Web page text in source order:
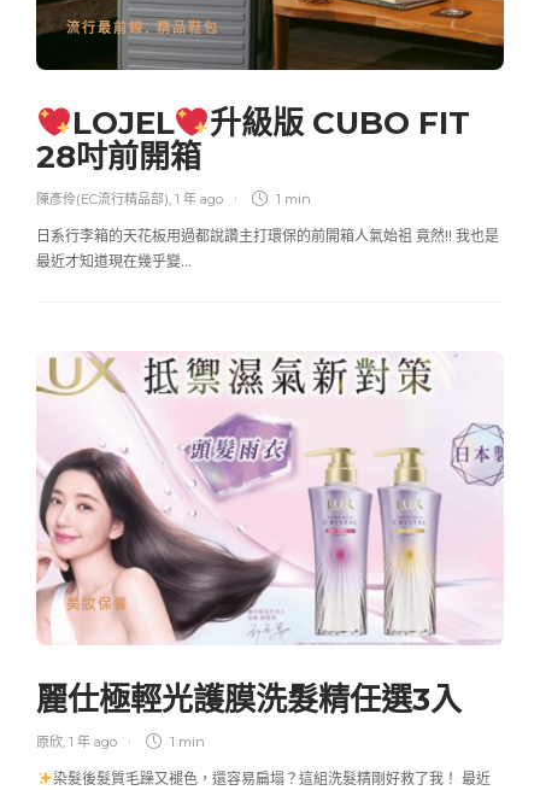
流行最前線,精品鞋包
LOJEL
升級版 CUBO FIT
28吋前開箱
陳彥伶(EC流行精品部), 1 年 ago 1 min
日系行李箱的天花板用過都說讚主打環保的前開箱人氣始祖 竟然!! 我也是
最近才知道現在幾乎變…
美妝保養
麗仕極輕光護膜洗髮精任選3入
原欣 1 年 ago 1 min
染髮後髮質毛躁又褪色，還容易扁塌？這組洗髮精剛好救了我！ 最近